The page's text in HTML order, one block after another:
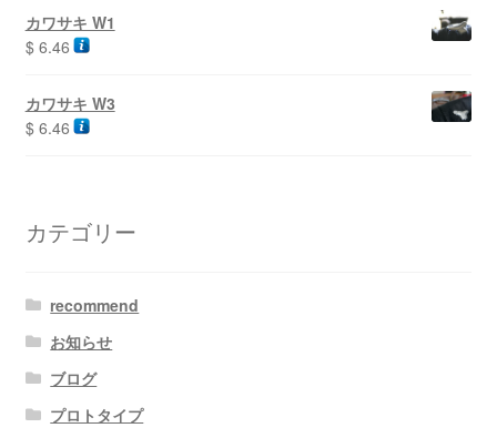
カワサキ W1
$6.46
カワサキ W3
$6.46
カテゴリー
recommend
お知らせ
ブログ
プロトタイプ